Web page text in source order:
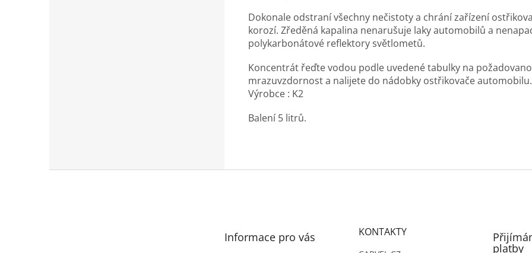
Dokonale odstraní všechny nečistoty a chrání zařízení
korozí. Zředěná kapalina nenarušuje laky automobilů a
polykarbonátové reflektory světlometů.
Koncentrát řeďte vodou podle uvedené tabulky na
mrazuvzdornost a nalijete do nádobky ostřikovače automobilu.
Výrobce : K2
Balení 5 litrů.
Informace pro vás KONTAKTY
platby